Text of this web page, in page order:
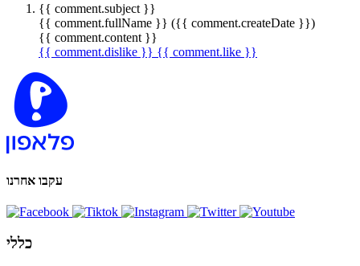
{{ comment.subject }}
{{ comment.fullName }} ({{ comment.createDate }})
{{ comment.content }}
{{ comment.dislike }} {{ comment.like }}
עקבו אחרנו
כללי